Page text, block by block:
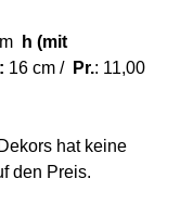
h (mit
16 cm / Pr.: 11,00
hat keine
den Preis.